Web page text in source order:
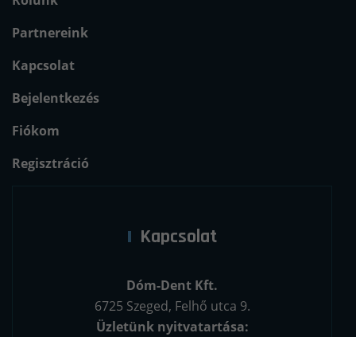
Partnereink
Kapcsolat
Bejelentkezés
Fiókom
Regisztráció
Kapcsolat
Dóm-Dent Kft.
6725 Szeged, Felhő utca 9.
Üzletünk nyitvatartása: